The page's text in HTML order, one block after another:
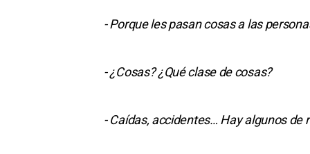
- Porque les pasan cosas a las
- ¿Cosas? ¿Qué clase de cosas?
- Caídas, accidentes… Hay algunos de